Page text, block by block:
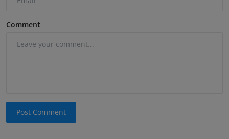
Comment
Post Comment